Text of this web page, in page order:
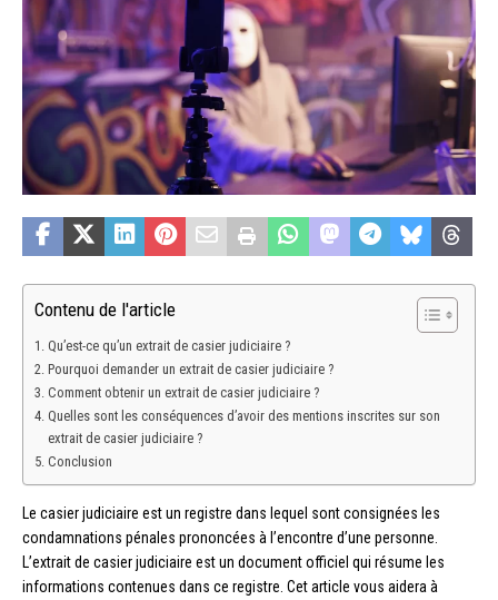
Contenu de l'article
Qu’est-ce qu’un extrait de casier judiciaire ?
Pourquoi demander un extrait de casier judiciaire ?
Comment obtenir un extrait de casier judiciaire ?
Quelles sont les conséquences d’avoir des mentions inscrites sur son
extrait de casier judiciaire ?
Conclusion
Le casier judiciaire est un registre dans lequel sont consignées les
condamnations pénales prononcées à l’encontre d’une personne.
L’extrait de casier judiciaire est un document officiel qui résume les
informations contenues dans ce registre. Cet article vous aidera à